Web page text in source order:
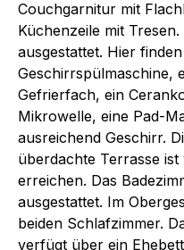
Couchgarnitur mit
Küchenzeile mit
ausgestattet. Hier
Geschirrspülmaschine,
Gefrierfach, ein
Mikrowelle, eine Pad-
ausreichend Geschirr.
überdachte Terrasse
erreichen. Das
ausgestattet. Im
beiden Schlafzimmer.
verfügt über ein